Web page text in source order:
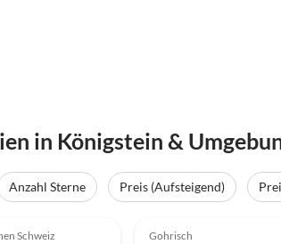
in Königstein &
Anzahl Sterne Preis (Aufsteigend)
Schweiz Gohrisch